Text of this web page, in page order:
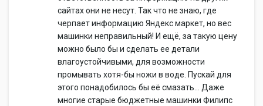
сайтах они не несут. Так что не знаю, где
черпает информацию Яндекс маркет, но вес
машинки неправильный! И ещё, за такую цену
можно было бы и сделать ее детали
влагоустойчивыми, для возможности
промывать хотя-бы ножи в воде. Пускай для
этого понадобилось бы её смазать... Даже
многие старые бюджетные машинки Филипс